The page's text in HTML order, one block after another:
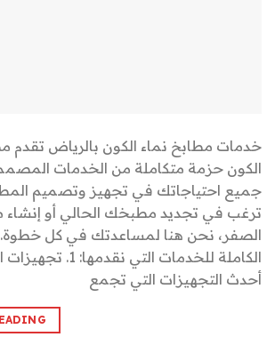
خدمات مطابخ نماء الكون بالرياض تقدم
الكون حزمة متكاملة من الخدمات
جميع احتياجاتك في تجهيز وتصميم
ترغب في تجديد مطبخك الحالي أو
الصفر، نحن هنا لمساعدتك في كل خطوة.
الكاملة للخدمات
أحدث التجهيزات التي تجمع